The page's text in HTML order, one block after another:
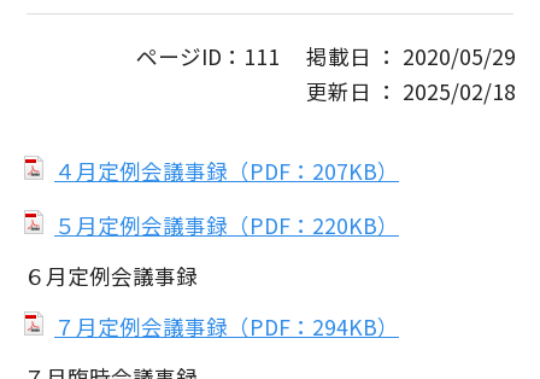
ページID：111 掲載日 ： 2020/05/29
更新日 ： 2025/02/18
４月定例会議事録（PDF：207KB）
５月定例会議事録（PDF：220KB）
６月定例会議事録
７月定例会議事録（PDF：294KB）